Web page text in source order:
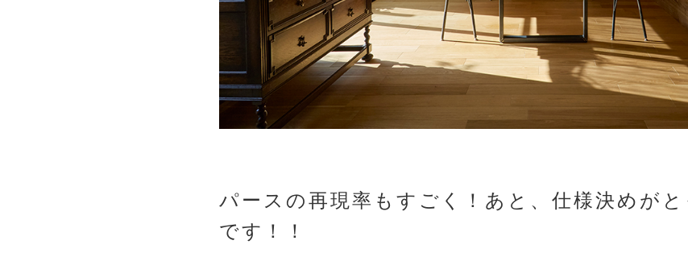
パースの再現率もすごく！あと、仕様決めが
です！！